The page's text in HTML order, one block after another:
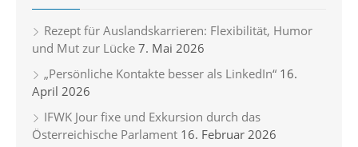
Rezept für Auslandskarrieren: Flexibilität, Humor
und Mut zur Lücke 7. Mai 2026
„Persönliche Kontakte besser als LinkedIn“ 16.
April 2026
IFWK Jour fixe und Exkursion durch das
Österreichische Parlament 16. Februar 2026